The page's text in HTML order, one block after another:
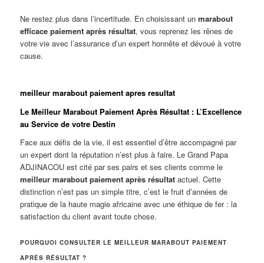
Ne restez plus dans l’incertitude. En choisissant unmarabout
efficace paiement après résultat, vous reprenez les rênes de
votre vie avec l’assurance d’un expert honnête et dévoué à votre
cause.
meilleur marabout paiement apres resultat
Le Meilleur Marabout Paiement Après Résultat : L’Excellence
au Service de votre Destin
Face aux défis de la vie, il est essentiel d’être accompagné par
un expert dont la réputation n’est plus à faire. Le Grand Papa
ADJINACOU est cité par ses pairs et ses clients comme le
meilleur marabout paiement après résultat actuel. Cette
distinction n’est pas un simple titre, c’est le fruit d’années de
pratique de la haute magie africaine avec une éthique de fer : la
satisfaction du client avant toute chose.
POURQUOI CONSULTER LE MEILLEUR MARABOUT PAIEMENT
APRÈS RÉSULTAT ?